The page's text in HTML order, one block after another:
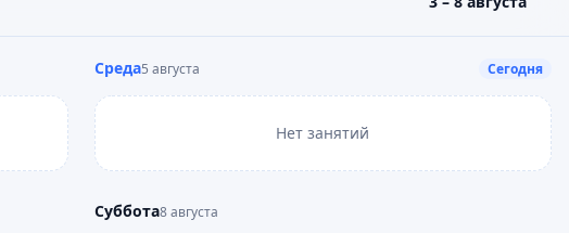
Среда5 августа Сегодня
Нет занятий
Суббота8 августа